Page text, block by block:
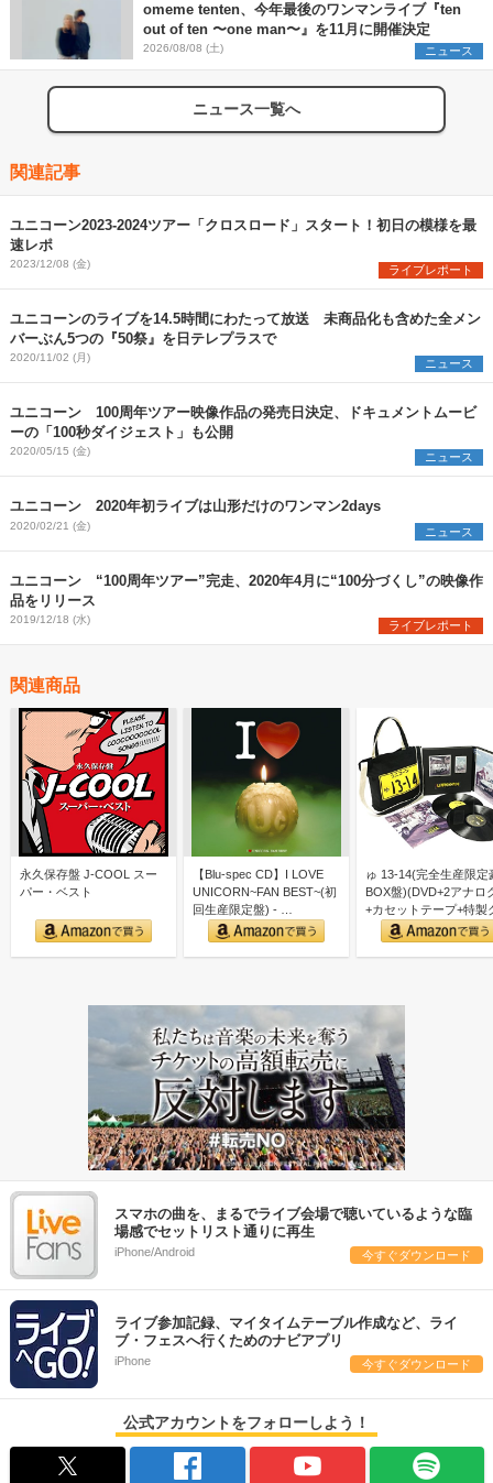
omeme tenten、今年最後のワンマンライブ『ten
out of ten 〜one man〜』を11月に開催決定
2026/08/08 (土) ニュース
ニュース一覧へ
関連記事
ユニコーン2023-2024ツアー「クロスロード」スタート！初日の模様を最
速レポ
2023/12/08 (金) ライブレポート
ユニコーンのライブを14.5時間にわたって放送 未商品化も含めた全メン
バーぶん5つの『50祭』を日テレプラスで
2020/11/02 (月) ニュース
ユニコーン 100周年ツアー映像作品の発売日決定、ドキュメントムービ
ーの「100秒ダイジェスト」も公開
2020/05/15 (金) ニュース
ユニコーン 2020年初ライブは山形だけのワンマン2days
2020/02/21 (金) ニュース
ユニコーン “100周年ツアー”完走、2020年4月に“100分づくし”の映像作
品をリリース
2019/12/18 (水) ライブレポート
関連商品
永久保存盤 J-COOL スー
パー・ベスト
【Blu-spec CD】I LOVE
UNICORN~FAN BEST~(初
回生産限定盤) - …
ゅ 13-14(完全生産限定
BOX盤)(DVD+2アナロ
+カセットテープ+特製
ズ付)
スマホの曲を、まるでライブ会場で聴いているような臨
場感でセットリスト通りに再生
iPhone/Android 今すぐダウンロード
ライブ参加記録、マイタイムテーブル作成など、ライ
ブ・フェスへ行くためのナビアプリ
iPhone 今すぐダウンロード
公式アカウントをフォローしよう！